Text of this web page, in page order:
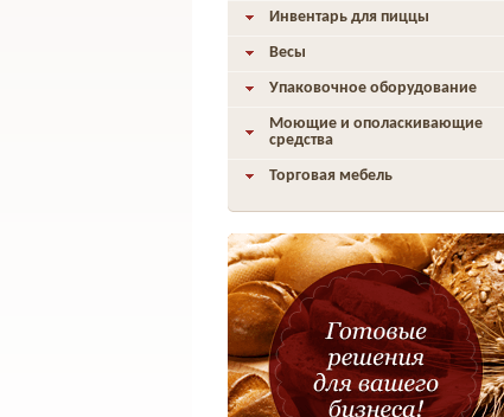
Инвентарь для пиццы
Весы
Упаковочное оборудование
Моющие и ополаскивающие
средства
Торговая мебель